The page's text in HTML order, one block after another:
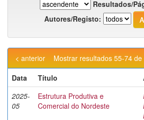
Resultados/
Autores/Registo:
Mostrar resultados 55-74 de
< anterior
Data
Título
2025-
05
Estrutura Produtiva e
Comercial do Nordeste